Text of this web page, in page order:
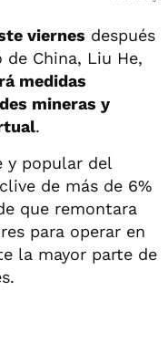
viernes después
China, Liu He,
medidas
mineras y
.
y popular del
de más de 6%
que remontara
para operar en
la mayor parte de